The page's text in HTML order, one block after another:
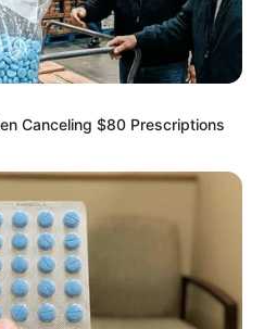
Canceling $80 Prescriptions